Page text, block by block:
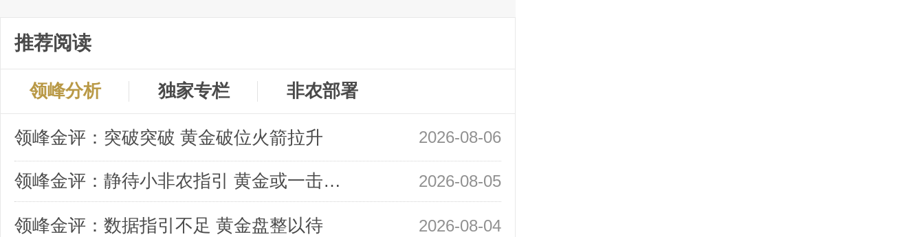
推荐阅读
领峰分析 独家专栏 非农部署
领峰金评：突破突破 黄金破位火箭拉升 2026-08-06
领峰金评：静待小非农指引 黄金或一击破局 2026-08-05
领峰金评：数据指引不足 黄金盘整以待 2026-08-04